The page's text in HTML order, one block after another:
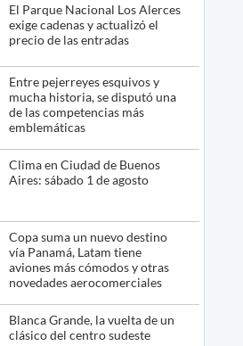
El Parque Nacional Los Alerces
exige cadenas y actualizó el
precio de las entradas
Entre pejerreyes esquivos y
mucha historia, se disputó una
de las competencias más
emblemáticas
Clima en Ciudad de Buenos
Aires: sábado 1 de agosto
Copa suma un nuevo destino
vía Panamá, Latam tiene
aviones más cómodos y otras
novedades aerocomerciales
Blanca Grande, la vuelta de un
clásico del centro sudeste